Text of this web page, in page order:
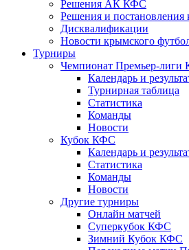
Решения АК КФС
Решения и постановления
Дисквалификации
Новости крымского
Турниры
Чемпионат Премьер-лиги
Календарь и
Турнирная таблица
Статистика
Команды
Новости
Кубок КФС
Календарь и
Статистика
Команды
Новости
Другие турниры
Онлайн матчей
Суперкубок КФС
Зимний Кубок КФС